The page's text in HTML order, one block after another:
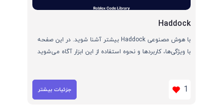
Haddock
با هوش مصنوعی Haddock بیشتر آشنا شوید. در این صفحه
با ویژگی‌ها، کاربردها و نحوه استفاده از این ابزار آگاه می‌شوید
1 جزئیات بیشتر